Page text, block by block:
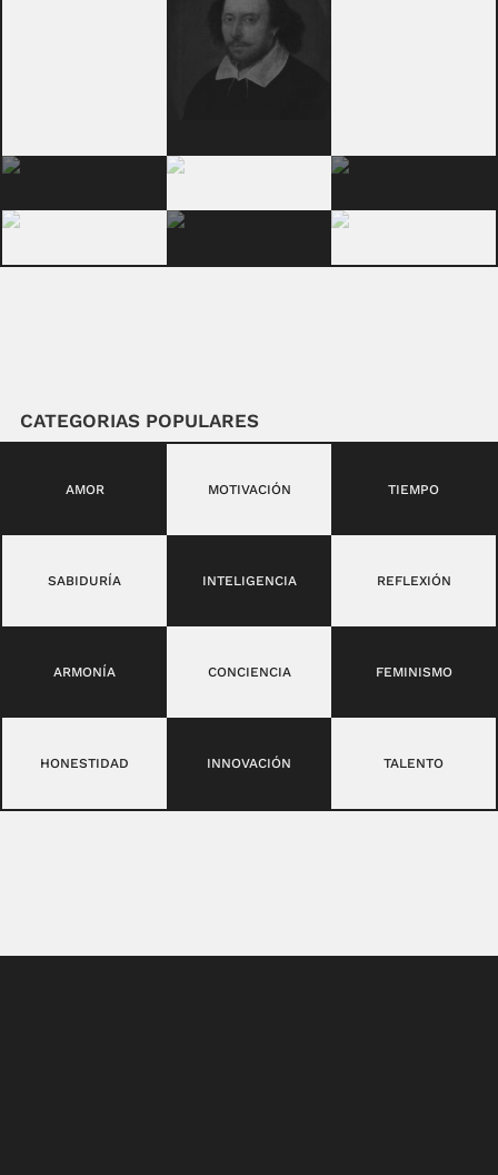
CATEGORIAS POPULARES
AMOR MOTIVACIÓN TIEMPO
SABIDURÍA INTELIGENCIA REFLEXIÓN
ARMONÍA CONCIENCIA FEMINISMO
HONESTIDAD INNOVACIÓN TALENTO